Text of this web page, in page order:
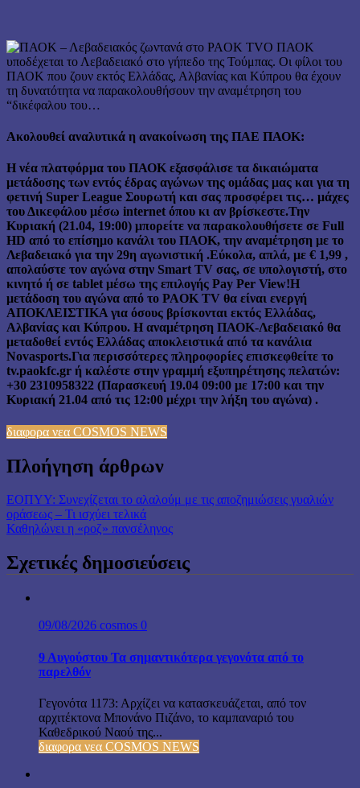
Ο ΠΑΟΚ
υποδέχεται το Λεβαδειακό στο γήπεδο της Τούμπας. Οι φίλοι του
ΠΑΟΚ που ζουν εκτός Ελλάδας, Αλβανίας και Κύπρου θα έχουν
τη δυνατότητα να παρακολουθήσουν την αναμέτρηση του
“δικέφαλου του…
Ακολουθεί αναλυτικά η ανακοίνωση της ΠΑΕ ΠΑΟΚ:
Η νέα πλατφόρμα του ΠΑΟΚ εξασφάλισε τα δικαιώματα
μετάδοσης των εντός έδρας αγώνων της ομάδας μας και για τη
φετινή Super League Σουρωτή και σας προσφέρει τις… μάχες
του Δικεφάλου μέσω internet όπου κι αν βρίσκεστε.Την
Κυριακή (21.04, 19:00) μπορείτε να παρακολουθήσετε σε Full
HD από το επίσημο κανάλι του ΠΑΟΚ, την αναμέτρηση με το
Λεβαδειακό για την 29η αγωνιστική .Εύκολα, απλά, με € 1,99 ,
απολαύστε τον αγώνα στην Smart TV σας, σε υπολογιστή, στο
κινητό ή σε tablet μέσω της επιλογής Pay Per View!Η
μετάδοση του αγώνα από το PAOK TV θα είναι ενεργή
ΑΠΟΚΛΕΙΣΤΙΚΑ για όσους βρίσκονται εκτός Ελλάδας,
Αλβανίας και Κύπρου. Η αναμέτρηση ΠΑΟΚ-Λεβαδειακό θα
μεταδοθεί εντός Ελλάδας αποκλειστικά από τα κανάλια
Novasports.Για περισσότερες πληροφορίες επισκεφθείτε το
tv.paokfc.gr ή καλέστε στην γραμμή εξυπηρέτησης πελατών:
+30 2310958322 (Παρασκευή 19.04 09:00 με 17:00 και την
Κυριακή 21.04 από τις 12:00 μέχρι την λήξη του αγώνα) .
διαφορα νεα COSMOS NEWS
Πλοήγηση άρθρων
ΕΟΠΥΥ: Συνεχίζεται το αλαλούμ με τις αποζημιώσεις γυαλιών
οράσεως – Τι ισχύει τελικά
Καθηλώνει η «ροζ» πανσέληνος
Σχετικές δημοσιεύσεις
09/08/2026 cosmos 0
9 Αυγούστου Τα σημαντικότερα γεγονότα από το
παρελθόν
Γεγονότα 1173: Αρχίζει να κατασκευάζεται, από τον
αρχιτέκτονα Μπονάνο Πιζάνο, το καμπαναριό του
Καθεδρικού Ναού της...
διαφορα νεα COSMOS NEWS